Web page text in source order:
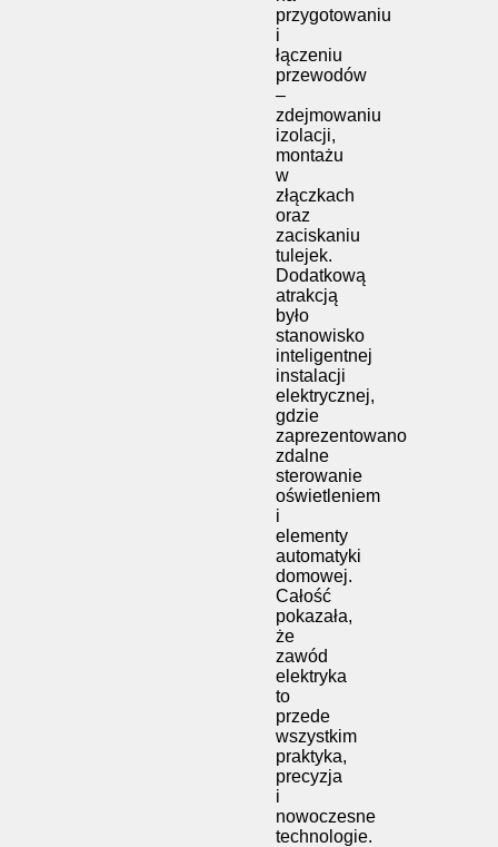
przygotowaniu
i
łączeniu
przewodów
–
zdejmowaniu
izolacji,
montażu
w
złączkach
oraz
zaciskaniu
tulejek.
Dodatkową
atrakcją
było
stanowisko
inteligentnej
instalacji
elektrycznej,
gdzie
zaprezentowano
zdalne
sterowanie
oświetleniem
i
elementy
automatyki
domowej.
Całość
pokazała,
że
zawód
elektryka
to
przede
wszystkim
praktyka,
precyzja
i
nowoczesne
technologie.